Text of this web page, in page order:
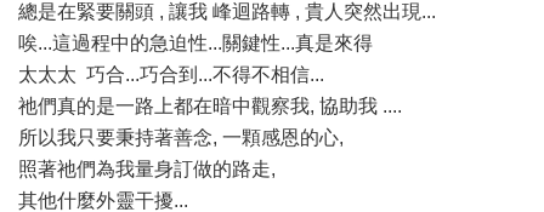
總是在緊要關頭 , 讓我 峰迴路轉 , 貴人突然出現...
唉...這過程中的急迫性...關鍵性...真是來得
太太太 巧合...巧合到...不得不相信...
祂們真的是一路上都在暗中觀察我, 協助我 ....
所以我只要秉持著善念, 一顆感恩的心,
照著祂們為我量身訂做的路走,
其他什麼外靈干擾...